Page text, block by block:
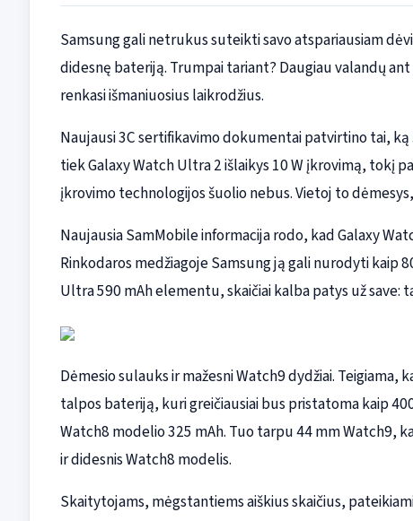
Samsung gali netrukus suteikti savo atspariausiam
didesnę bateriją. Trumpai tariant? Daugiau valandų
renkasi išmaniuosius laikrodžius.
Naujausi 3C sertifikavimo dokumentai patvirtino tai,
tiek Galaxy Watch Ultra 2 išlaikys 10 W įkrovimą, tokį
įkrovimo technologijos šuolio nebus. Vietoj to
Naujausia SamMobile informacija rodo, kad Galaxy
Rinkodaros medžiagoje Samsung ją gali nurodyti kaip
Ultra 590 mAh elementu, skaičiai kalba patys už save:
Dėmesio sulauks ir mažesni Watch9 dydžiai. Teigiama,
talpos bateriją, kuri greičiausiai bus pristatoma kaip
Watch8 modelio 325 mAh. Tuo tarpu 44 mm Watch9,
ir didesnis Watch8 modelis.
Skaitytojams, mėgstantiems aiškius skaičius,